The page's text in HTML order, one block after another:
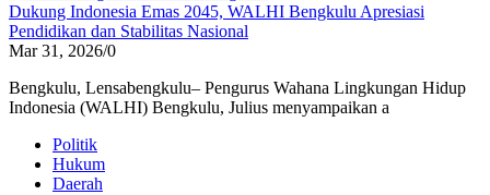
Dukung Indonesia Emas 2045, WALHI Bengkulu Apresiasi
Pendidikan dan Stabilitas Nasional
Mar 31, 2026/0
Bengkulu, Lensabengkulu– Pengurus Wahana Lingkungan Hidup
Indonesia (WALHI) Bengkulu, Julius menyampaikan a
Politik
Hukum
Daerah